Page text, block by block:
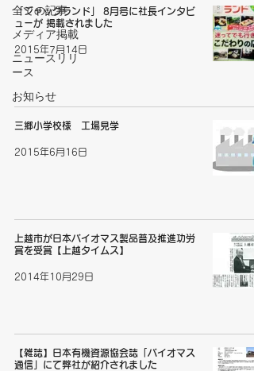
全ての記事
メディア掲載
ニュースリリ
ース
お知らせ
「ジャックランド」 8月号に社長インタビ
ューが 掲載されました
2015年7月14日
三郷小学校様 工場見学
2015年6月16日
上越市が日本バイオマス製品普及推進功労
賞を受賞【上越タイムス】
2014年10月29日
【雑誌】日本有機資源協会誌「バイオマス
通信」にて弊社が紹介されました